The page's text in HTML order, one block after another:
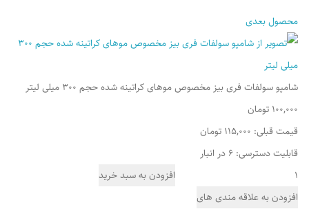
محصول بعدی
شامپو سولفات فری بیز مخصوص موهای کراتینه شده حجم 300 میلی لیتر
100,000 تومان
قیمت قبلی:
قابلیت دسترسی: 6 در انبار